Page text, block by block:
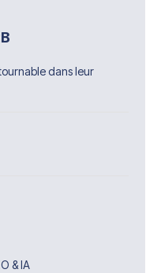
dans leur
& IA